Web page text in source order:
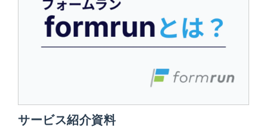
サービス紹介資料